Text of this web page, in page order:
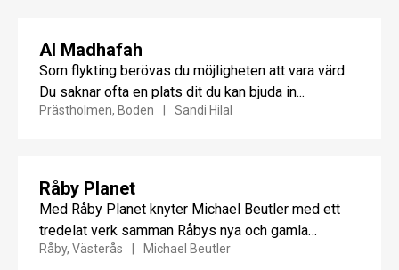
Al Madhafah
Som flykting berövas du möjligheten att vara värd.
Du saknar ofta en plats dit du kan bjuda in...
Prästholmen, Boden Sandi Hilal
Råby Planet
Med Råby Planet knyter Michael Beutler med ett
tredelat verk samman Råbys nya och gamla
kulturarv, fysiskt och...
Råby, Västerås Michael Beutler